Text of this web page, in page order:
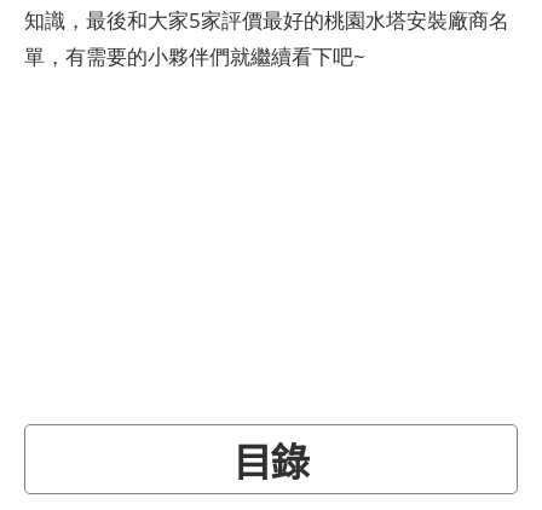
知識，最後和大家5家評價最好的桃園水塔安裝廠商名
單，有需要的小夥伴們就繼續看下吧~
目錄